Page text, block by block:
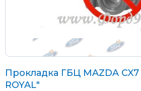
Прокладка ГБЦ MAZDA CX7
ROYAL"